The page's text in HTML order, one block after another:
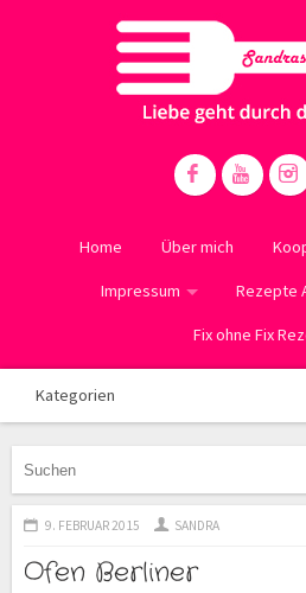
Home Über mich
Impressum Rezepte
Fix ohne Fix
Kategorien
9. FEBRUAR 2015 SANDRA
Ofen Berliner